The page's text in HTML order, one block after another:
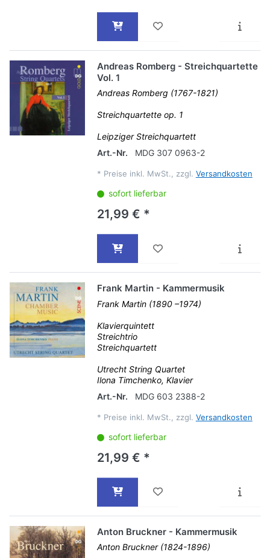
Andreas Romberg - Streichquartette
Vol. 1
Andreas Romberg (1767-1821)
Streichquartette op. 1
Leipziger Streichquartett
Art.-Nr.
MDG 307 0963-2
* Preise inkl. MwSt., zzgl. Versandkosten
sofort lieferbar
21,99 € *
Frank Martin - Kammermusik
Frank Martin (1890 –1974)
Klavierquintett
Streichtrio
Streichquartett
Utrecht String Quartet
Ilona Timchenko, Klavier
Art.-Nr.
MDG 603 2388-2
* Preise inkl. MwSt., zzgl. Versandkosten
sofort lieferbar
21,99 € *
Anton Bruckner - Kammermusik
Anton Bruckner (1824-1896)